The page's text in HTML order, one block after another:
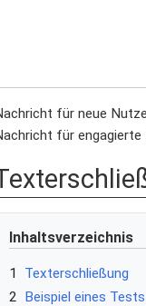
für neue
für engagierte
Inhaltsverzeichnis
1
Texterschließung
2 Beispiel eines